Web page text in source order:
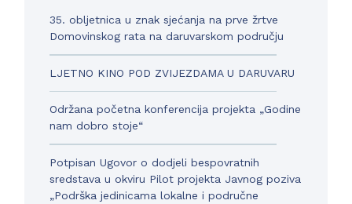
35. obljetnica u znak sjećanja na prve žrtve
Domovinskog rata na daruvarskom području
LJETNO KINO POD ZVIJEZDAMA U DARUVARU
Održana početna konferencija projekta „Godine
nam dobro stoje“
Potpisan Ugovor o dodjeli bespovratnih
sredstava u okviru Pilot projekta Javnog poziva
„Podrška jedinicama lokalne i područne